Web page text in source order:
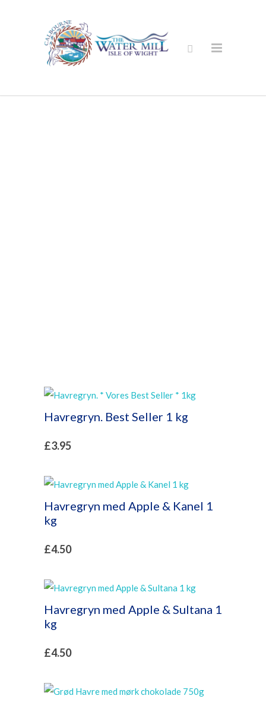
Havregryn. Best Seller 1 kg
£3.95
Havregryn med Apple & Kanel 1
kg
£4.50
Havregryn med Apple & Sultana 1
kg
£4.50